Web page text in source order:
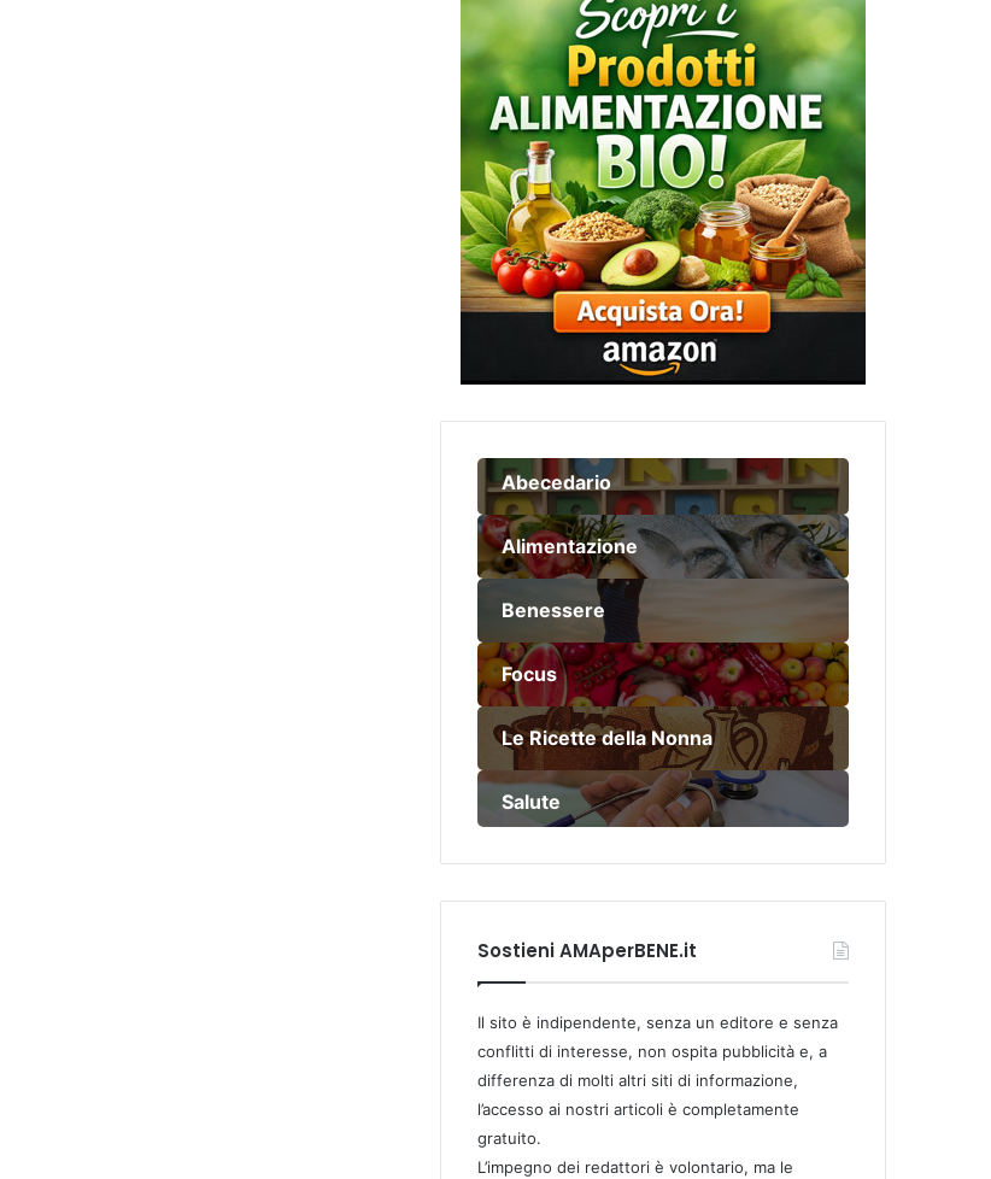
Abecedario
Alimentazione
Benessere
Focus
Le Ricette della Nonna
Salute
Sostieni AMAperBENE.it
Il sito è indipendente, senza un editore e senza
conflitti di interesse, non ospita pubblicità e, a
differenza di molti altri siti di informazione,
l’accesso ai nostri articoli è completamente
gratuito.
L’impegno dei redattori è volontario, ma le